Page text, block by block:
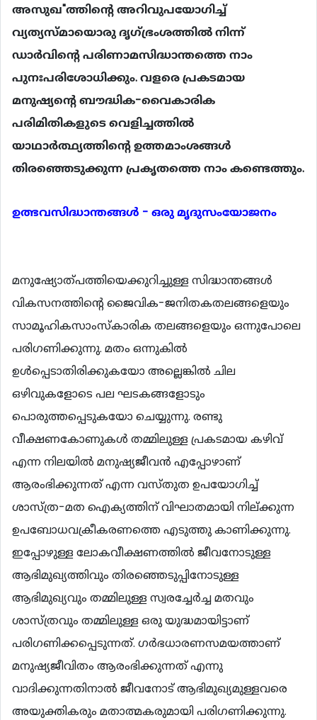
അസുഖ"ത്തിന്‍റെ അറിവുപയോഗിച്ച്
വ്യത്യസ്മായൊരു ദൃഗ്ഭ്രംശത്തില്‍ നിന്ന്
ഡാര്‍വിന്‍റെ പരിണാമസിദ്ധാന്തത്തെ നാം
പുനഃപരിശോധിക്കും. വളരെ പ്രകടമായ
മനുഷ്യന്‍റെ ബൗദ്ധിക-വൈകാരിക
പരിമിതികളുടെ വെളിച്ചത്തില്‍
യാഥാര്‍ത്ഥ്യത്തിന്‍റെ ഉത്തമാംശങ്ങള്‍
തിരഞ്ഞെടുക്കുന്ന പ്രകൃതത്തെ നാം കണ്ടെത്തും.
ഉത്ഭവസിദ്ധാന്തങ്ങള്‍ - ഒരു മൃദുസംയോജനം
മനുഷ്യോത്പത്തിയെക്കുറിച്ചുള്ള സിദ്ധാന്തങ്ങള്‍
വികസനത്തിന്‍റെ ജൈവിക-ജനിതകതലങ്ങളെയും
സാമൂഹികസാംസ്കാരിക തലങ്ങളെയും ഒന്നുപോലെ
പരിഗണിക്കുന്നു. മതം ഒന്നുകില്‍
ഉള്‍പ്പെടാതിരിക്കുകയോ അല്ലെങ്കില്‍ ചില
ഒഴിവുകളോടെ പല ഘടകങ്ങളോടും
പൊരുത്തപ്പെടുകയോ ചെയ്യുന്നു. രണ്ടു
വീക്ഷണകോണുകള്‍ തമ്മിലുള്ള പ്രകടമായ കഴിവ്
എന്ന നിലയില്‍ മനുഷ്യജീവന്‍ എപ്പോഴാണ്
ആരംഭിക്കുന്നത് എന്ന വസ്തുത ഉപയോഗിച്ച്
ശാസ്ത്ര-മത ഐക്യത്തിന് വിഘാതമായി നില്ക്കുന്ന
ഉപബോധവക്രീകരണത്തെ എടുത്തു കാണിക്കുന്നു.
ഇപ്പോഴുള്ള ലോകവീക്ഷണത്തില്‍ ജീവനോടുള്ള
ആഭിമുഖ്യത്തിവും തിരഞ്ഞെടുപ്പിനോടുള്ള
ആഭിമുഖ്യവും തമ്മിലുള്ള സ്വരച്ചേര്‍ച്ച മതവും
ശാസ്ത്രവും തമ്മിലുള്ള ഒരു യുദ്ധമായിട്ടാണ്
പരിഗണിക്കപ്പെടുന്നത്. ഗര്‍ഭധാരണസമയത്താണ്
മനുഷ്യജീവിതം ആരംഭിക്കുന്നത് എന്നു
വാദിക്കുന്നതിനാല്‍ ജീവനോട് ആഭിമുഖ്യമുള്ളവരെ
അയുക്തികരും മതാത്മകരുമായി പരിഗണിക്കുന്നു.